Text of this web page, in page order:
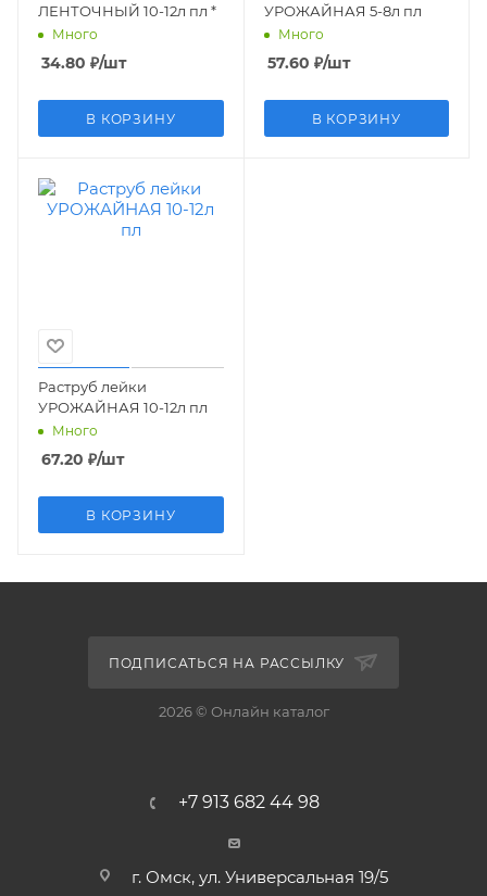
ЛЕНТОЧНЫЙ 10-12л пл *
Много
34.80 ₽/шт
В КОРЗИНУ
УРОЖАЙНАЯ 5-8л пл
Много
57.60 ₽/шт
В КОРЗИНУ
Раструб лейки
УРОЖАЙНАЯ 10-12л пл
Много
67.20 ₽/шт
В КОРЗИНУ
ПОДПИСАТЬСЯ НА РАССЫЛКУ
2026 © Онлайн каталог
+7 913 682 44 98
г. Омск, ул. Универсальная 19/5